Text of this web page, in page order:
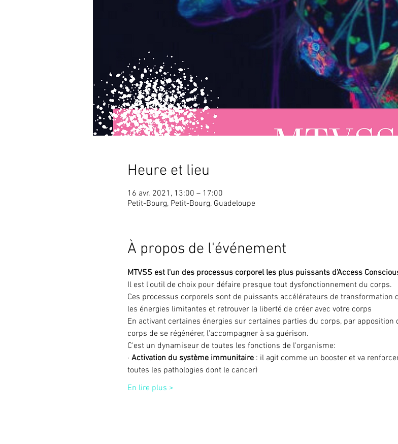
Heure et lieu
16 avr. 2021, 13:00 – 17:00
Petit-Bourg, Petit-Bourg, Guadeloupe
À propos de l'événement
MTVSS est l'un des processus corporel les plus puissants d'Access
Il est l'outil de choix pour défaire presque tout dysfonctionnement du corps.
Ces processus corporels sont de puissants accélérateurs de
les énergies limitantes et retrouver la liberté de créer avec votre corps
En activant certaines énergies sur certaines parties du corps, par apposition
corps de se régénérer, l'accompagner à sa guérison.
C'est un dynamiseur de toutes les fonctions de l'organisme:
· Activation du système immunitaire : il agit comme un booster et va
toutes les pathologies dont le cancer)
En lire plus >